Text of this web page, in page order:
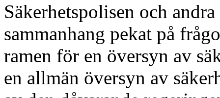
Säkerhetspolisen och
sammanhang pekat på
ramen för en översyn av
en allmän översyn av